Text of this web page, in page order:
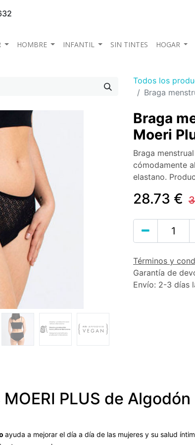
HOMBRE INFANTIL SIN TINTES HOGAR
Todos los
Braga
Braga
Moeri
Braga
cómodamente
elastano.
28.73 €
Términos y
Garantía de
Envío: 2-3 días
PLUS de
ayuda a mejorar el día a día de las mujeres y su salud